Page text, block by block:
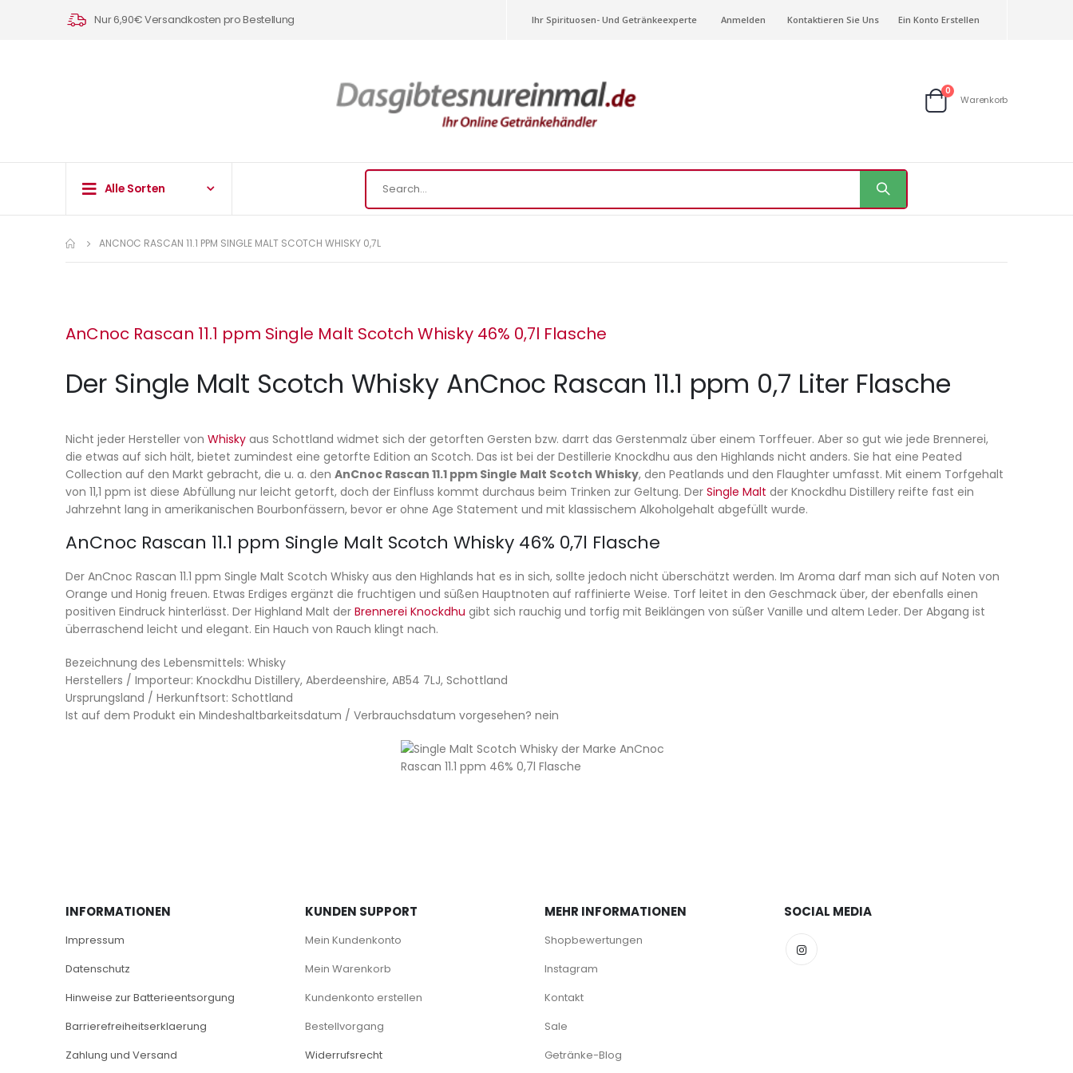
Nur 6,90€ Versandkosten pro Bestellung Ihr Spirituosen- Und Getränkeexperte Anmelden Kontaktieren Sie Uns Ein Konto Erstellen
Warenkorb
0Artikel
Warenkorb
Alle Sorten
ANCNOC RASCAN 11.1 PPM SINGLE MALT SCOTCH WHISKY 0,7L
AnCnoc Rascan 11.1 ppm Single Malt Scotch Whisky 46% 0,7l Flasche
Der Single Malt Scotch Whisky AnCnoc Rascan 11.1 ppm 0,7 Liter Flasche
Nicht jeder Hersteller von Whisky aus Schottland widmet sich der getorften Gersten bzw. darrt das Gerstenmalz über einem Torffeuer. Aber so gut wie jede Brennerei,
die etwas auf sich hält, bietet zumindest eine getorfte Edition an Scotch. Das ist bei der Destillerie Knockdhu aus den Highlands nicht anders. Sie hat eine Peated
Collection auf den Markt gebracht, die u. a. den AnCnoc Rascan 11.1 ppm Single Malt Scotch Whisky, den Peatlands und den Flaughter umfasst. Mit einem Torfgehalt
von 11,1 ppm ist diese Abfüllung nur leicht getorft, doch der Einfluss kommt durchaus beim Trinken zur Geltung. Der Single Malt der Knockdhu Distillery reifte fast ein
Jahrzehnt lang in amerikanischen Bourbonfässern, bevor er ohne Age Statement und mit klassischem Alkoholgehalt abgefüllt wurde.
AnCnoc Rascan 11.1 ppm Single Malt Scotch Whisky 46% 0,7l Flasche
Der AnCnoc Rascan 11.1 ppm Single Malt Scotch Whisky aus den Highlands hat es in sich, sollte jedoch nicht überschätzt werden. Im Aroma darf man sich auf Noten von
Orange und Honig freuen. Etwas Erdiges ergänzt die fruchtigen und süßen Hauptnoten auf raffinierte Weise. Torf leitet in den Geschmack über, der ebenfalls einen
positiven Eindruck hinterlässt. Der Highland Malt der Brennerei Knockdhu gibt sich rauchig und torfig mit Beiklängen von süßer Vanille und altem Leder. Der Abgang ist
überraschend leicht und elegant. Ein Hauch von Rauch klingt nach.
Bezeichnung des Lebensmittels: Whisky
Herstellers / Importeur: Knockdhu Distillery, Aberdeenshire, AB54 7LJ, Schottland
Ursprungsland / Herkunftsort: Schottland
Ist auf dem Produkt ein Mindeshaltbarkeitsdatum / Verbrauchsdatum vorgesehen? nein
INFORMATIONEN
Impressum
Datenschutz
Hinweise zur Batterieentsorgung
Barrierefreiheitserklaerung
Zahlung und Versand
KUNDEN SUPPORT
Mein Kundenkonto
Mein Warenkorb
Kundenkonto erstellen
Bestellvorgang
Widerrufsrecht
MEHR INFORMATIONEN
Shopbewertungen
Instagram
Kontakt
Sale
Getränke-Blog
SOCIAL MEDIA